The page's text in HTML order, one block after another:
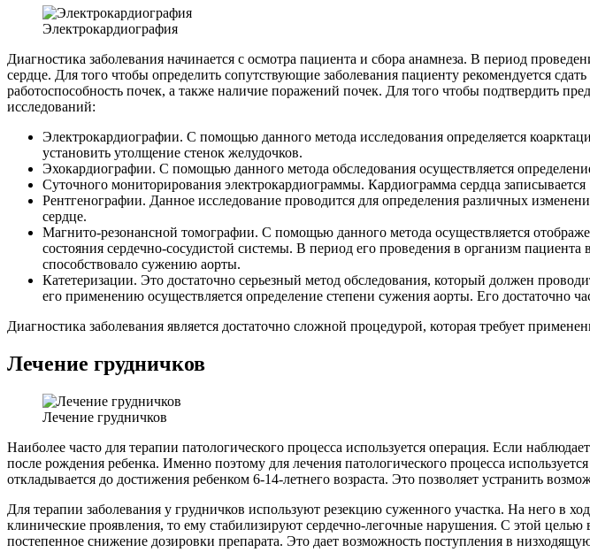
Электрокардиография
Диагностика заболевания начинается с осмотра пациента и сбора анамнеза. В период
сердце. Для того чтобы определить сопутствующие заболевания пациенту рекомендуется
работоспособность почек, а также наличие поражений почек. Для того чтобы подтвердить
исследований:
Электрокардиографии. С помощью данного метода исследования определяется
установить утолщение стенок желудочков.
Эхокардиографии. С помощью данного метода обследования осуществляется
Суточного мониторирования электрокардиограммы. Кардиограмма сердца
Рентгенографии. Данное исследование проводится для определения различных
сердце.
Магнито-резонансной томографии. С помощью данного метода осуществляется
состояния сердечно-сосудистой системы. В период его проведения в организм
способствовало сужению аорты.
Катетеризации. Это достаточно серьезный метод обследования, который должен
его применению осуществляется определение степени сужения аорты. Его достаточно
Диагностика заболевания является достаточно сложной процедурой, которая требует
Лечение грудничков
Лечение грудничков
Наиболее часто для терапии патологического процесса используется операция. Если
после рождения ребенка. Именно поэтому для лечения патологического процесса
откладывается до достижения ребенком 6-14-летнего возраста. Это позволяет устранить
Для терапии заболевания у грудничков используют резекцию суженного участка. На него в
клинические проявления, то ему стабилизируют сердечно-легочные нарушения. С этой целью
постепенное снижение дозировки препарата. Это дает возможность поступления в